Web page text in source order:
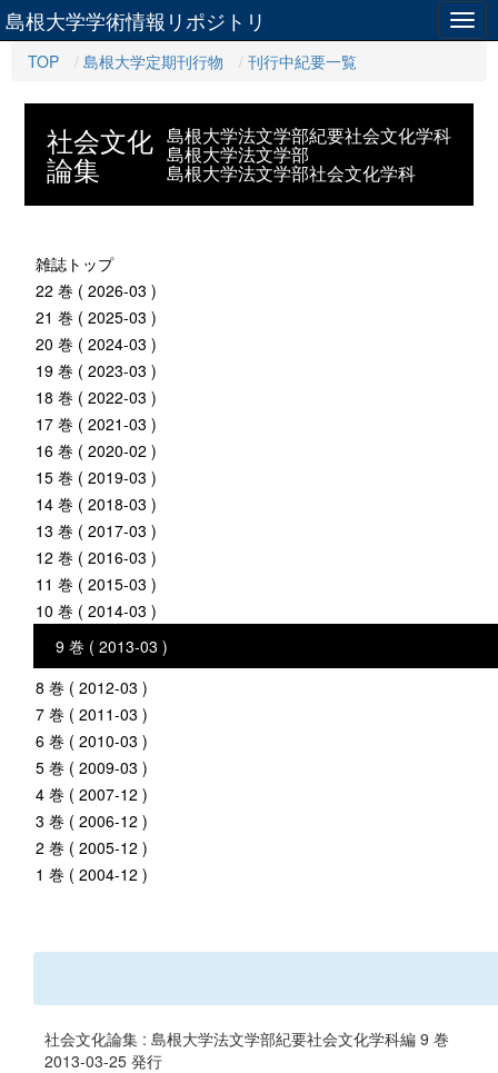
島根大学学術情報リポジトリ
TOP 島根大学定期刊行物 刊行中紀要一覧
島根大学法文学部紀要社会文化学科
島根大学法文学部
島根大学法文学部社会文化学科
社会文化
論集
雑誌トップ
22 巻 ( 2026-03 )
21 巻 ( 2025-03 )
20 巻 ( 2024-03 )
19 巻 ( 2023-03 )
18 巻 ( 2022-03 )
17 巻 ( 2021-03 )
16 巻 ( 2020-02 )
15 巻 ( 2019-03 )
14 巻 ( 2018-03 )
13 巻 ( 2017-03 )
12 巻 ( 2016-03 )
11 巻 ( 2015-03 )
10 巻 ( 2014-03 )
9 巻 ( 2013-03 )
8 巻 ( 2012-03 )
7 巻 ( 2011-03 )
6 巻 ( 2010-03 )
5 巻 ( 2009-03 )
4 巻 ( 2007-12 )
3 巻 ( 2006-12 )
2 巻 ( 2005-12 )
1 巻 ( 2004-12 )
社会文化論集 : 島根大学法文学部紀要社会文化学科編 9 巻
2013-03-25 発行